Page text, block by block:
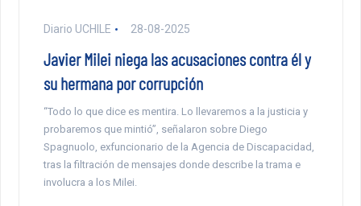
Diario UCHILE 28-08-2025
Javier Milei niega las acusaciones contra él y
su hermana por corrupción
“Todo lo que dice es mentira. Lo llevaremos a la justicia y
probaremos que mintió”, señalaron sobre Diego
Spagnuolo, exfuncionario de la Agencia de Discapacidad,
tras la filtración de mensajes donde describe la trama e
involucra a los Milei.